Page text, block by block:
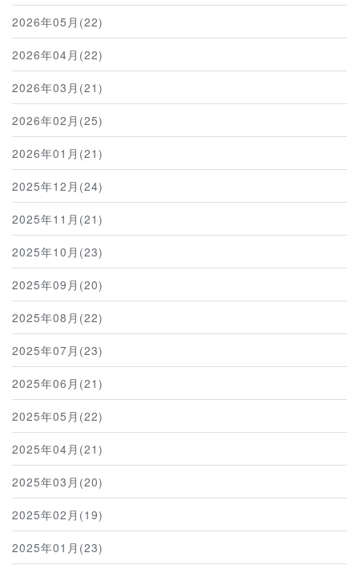
2026年05月(22)
2026年04月(22)
2026年03月(21)
2026年02月(25)
2026年01月(21)
2025年12月(24)
2025年11月(21)
2025年10月(23)
2025年09月(20)
2025年08月(22)
2025年07月(23)
2025年06月(21)
2025年05月(22)
2025年04月(21)
2025年03月(20)
2025年02月(19)
2025年01月(23)